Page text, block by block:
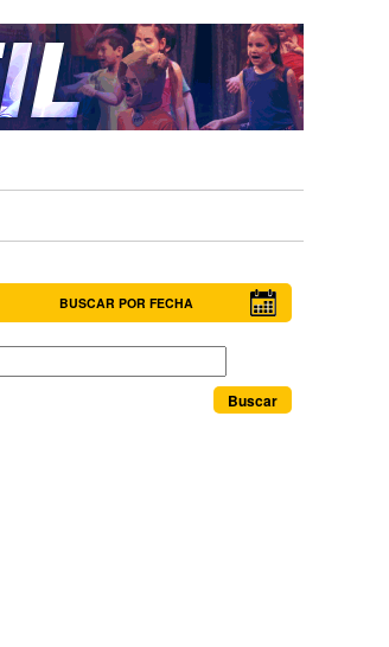
BUSCAR POR FECHA